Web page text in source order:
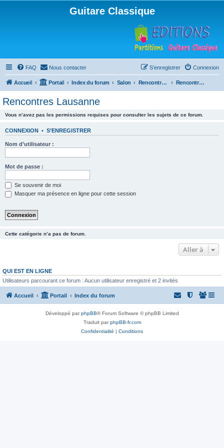
Guitare Classique
FAQ Nous contacter Connexion
S’enregistrer
Accueil Portail Index du forum Salon Rencontres musicales Rencontres Lausanne
Rencontres Lausanne
Vous n’avez pas les permissions requises pour consulter les sujets de ce forum.
CONNEXION • S’ENREGISTRER
Nom d’utilisateur :
Mot de passe :
Se souvenir de moi
Masquer ma présence en ligne pour cette session
Cette catégorie n’a pas de forum.
Aller à
QUI EST EN LIGNE
Utilisateurs parcourant ce forum : Aucun utilisateur enregistré et 2 invités
Accueil Portail Index du forum
Développé parphpBB® Forum Software © phpBB Limited
Traduit parphpBB-fr.com
Confidentialité | Conditions